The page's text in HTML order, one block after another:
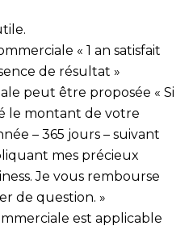
« 1 an satisfait
de résultat »
peut être proposée « Si
le montant de votre
– 365 jours – suivant
mes précieux
Je vous rembourse
de question. »
est applicable